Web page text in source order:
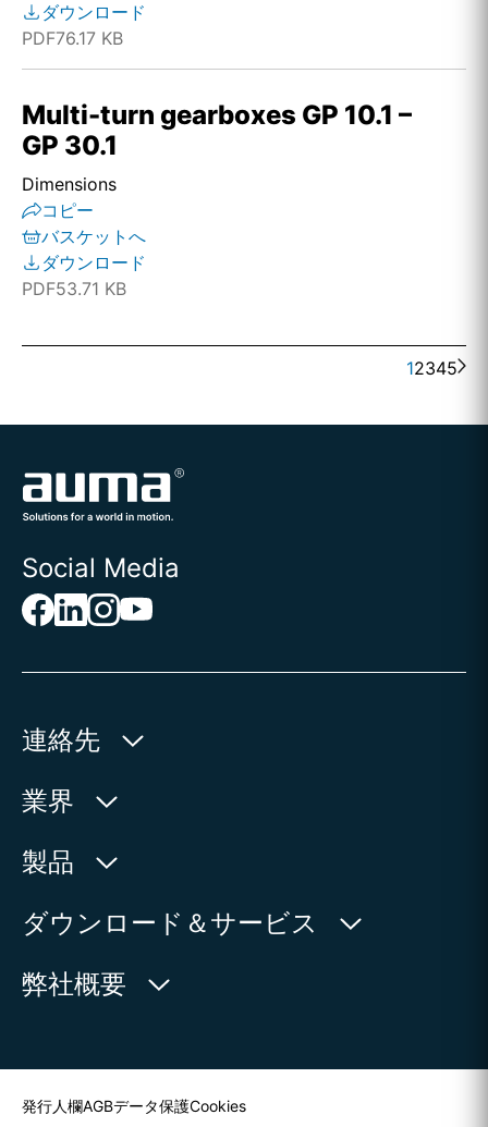
ダウンロード
PDF76.17 KB
Multi-turn gearboxes GP 10.1 –
GP 30.1
Dimensions
コピー
バスケットへ
ダウンロード
PDF53.71 KB
12345
Social Media
連絡先
AUMA Riester
Aumastr. 1
地図上に表示
電話:+49 7631 809 - 0
業界
水利産業
電力
製造部門
製品
製品検索
ダウンロード＆サービス
myAUMA
弊社概要
発行人欄AGBデータ保護Cookies